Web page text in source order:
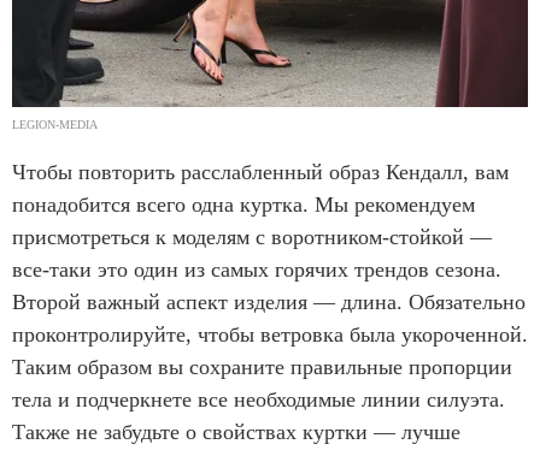
LEGION-MEDIA
Чтобы повторить расслабленный образ Кендалл, вам
понадобится всего одна куртка. Мы рекомендуем
присмотреться к моделям с воротником-стойкой —
все-таки это один из самых горячих трендов сезона.
Второй важный аспект изделия — длина. Обязательно
проконтролируйте, чтобы ветровка была укороченной.
Таким образом вы сохраните правильные пропорции
тела и подчеркнете все необходимые линии силуэта.
Также не забудьте о свойствах куртки — лучше